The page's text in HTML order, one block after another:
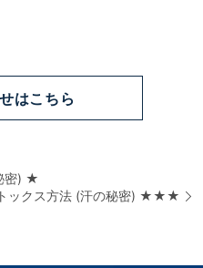
はこちら
密) ★
ックス方法 (汗の秘密) ★★★